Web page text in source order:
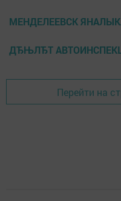
МЕНДЕЛЕЕВСК
ДЂЊЛЂТ
Перейти на